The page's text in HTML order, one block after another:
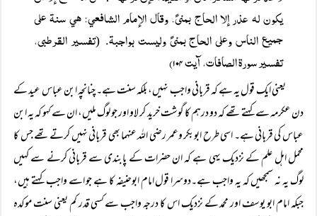
يكون له عذر إلا الحاج بمنىً. وقال الإمام الشافعي: هي سنة على
جميع الناس وعلى الحاج بمنىً وليست بواجبة. (تفسیر القرطبی،
تفسیر سورۃ الصافات، آیت ۱۰۴)
یعنی ایک قول یہ ہے کہ قربانی واجب نہیں، بلکہ سنت ہے۔ چنانچہ ابن عباس عید کے
دن عکرمہ سے کہتے تھے کہ دو درہم کا گوشت خرید کر لاو اور جو لوگ ملیں، ان سے کہو کہ یہ ابن
عباس کی قربانی ہے۔ اسی طرح ابوبکر وعمر رضی اللہ عنہما بھی قربانی نہیں کرتے تھے جس کا
محمل اہل علم کے نزدیک یہی ہے کہ ان حضرات کے پابندی سے قربانی کرنے سے کہیں
لوگ یہ نہ سمجھیں کہ یہ واجب ہے۔دوسرا قول امام ابوحنیفہ کا ہے جو اسے واجب کہتے ہیں،
جبکہ امام ابو یوسف اور محمد کے نزدیک اس کا درجہ واجب سے کسی قدر کم یعنی سنت موکدہ